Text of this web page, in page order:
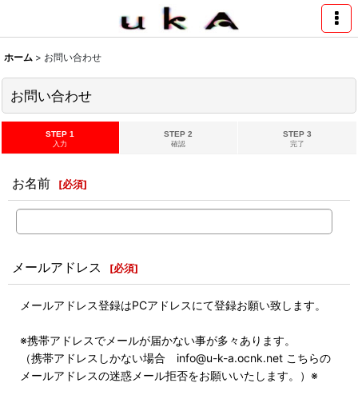
ホーム > お問い合わせ
お問い合わせ
STEP 1
入力
STEP 2
確認
STEP 3
完了
お名前 [必須]
メールアドレス [必須]
メールアドレス登録はPCアドレスにて登録お願い致します。
※携帯アドレスでメールが届かない事が多々あります。
（携帯アドレスしかない場合 info@u-k-a.ocnk.net こちらの
メールアドレスの迷惑メール拒否をお願いいたします。）※